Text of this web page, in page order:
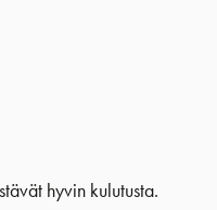
hyvin kulutusta.